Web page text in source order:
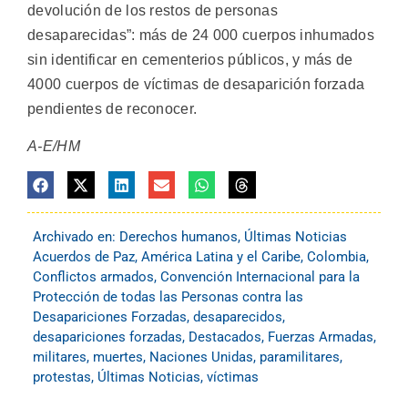
devolución de los restos de personas
desaparecidas”: más de 24 000 cuerpos inhumados
sin identificar en cementerios públicos, y más de
4000 cuerpos de víctimas de desaparición forzada
pendientes de reconocer.
A-E/HM
Archivado en: Derechos humanos, Últimas Noticias
Acuerdos de Paz, América Latina y el Caribe, Colombia,
Conflictos armados, Convención Internacional para la
Protección de todas las Personas contra las
Desapariciones Forzadas, desaparecidos,
desapariciones forzadas, Destacados, Fuerzas Armadas,
militares, muertes, Naciones Unidas, paramilitares,
protestas, Últimas Noticias, víctimas